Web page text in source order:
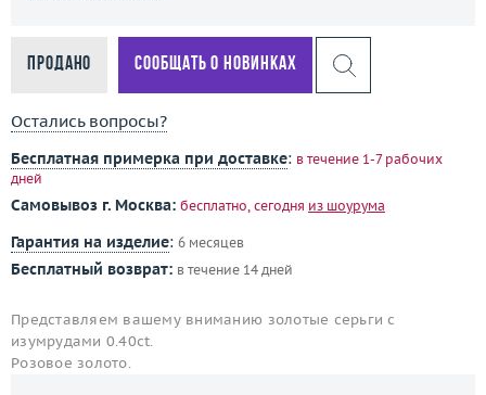
Продано Сообщать о новинках
Остались вопросы?
Бесплатная примерка при доставке: в течение 1-7 рабочих
дней
Самовывоз г. Москва: бесплатно, сегодня из шоурума
Гарантия на изделие: 6 месяцев
Бесплатный возврат: в течение 14 дней
Представляем вашему вниманию золотые серьги с
изумрудами 0.40ct.
Розовое золото.